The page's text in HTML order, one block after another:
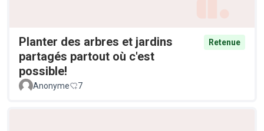
Planter des arbres et jardins
partagés partout où c'est
possible!
Retenue
Anonyme 7